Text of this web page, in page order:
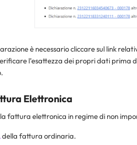
è necessario cliccare sul link
l’esattezza dei propri dati prima
Elettronica
fattura elettronica in regime di non
della fattura ordinaria.